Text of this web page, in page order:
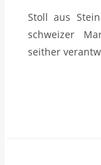
Stoll aus
schweizer
seither